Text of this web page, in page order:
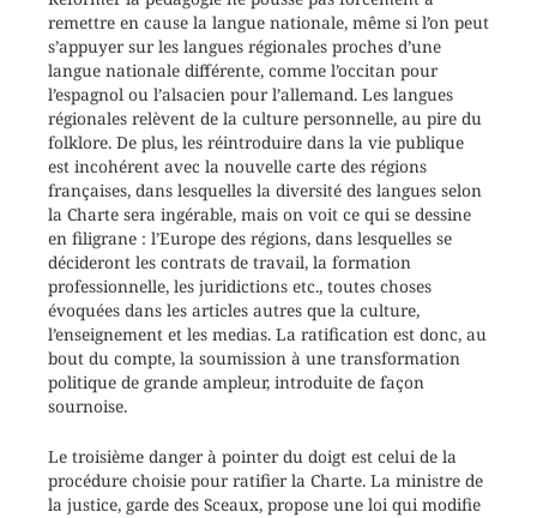
remettre en cause la langue nationale, même si l’on peut
s’appuyer sur les langues régionales proches d’une
langue nationale différente, comme l’occitan pour
l’espagnol ou l’alsacien pour l’allemand. Les langues
régionales relèvent de la culture personnelle, au pire du
folklore. De plus, les réintroduire dans la vie publique
est incohérent avec la nouvelle carte des régions
françaises, dans lesquelles la diversité des langues selon
la Charte sera ingérable, mais on voit ce qui se dessine
en filigrane : l’Europe des régions, dans lesquelles se
décideront les contrats de travail, la formation
professionnelle, les juridictions etc., toutes choses
évoquées dans les articles autres que la culture,
l’enseignement et les medias. La ratification est donc, au
bout du compte, la soumission à une transformation
politique de grande ampleur, introduite de façon
sournoise.
Le troisième danger à pointer du doigt est celui de la
procédure choisie pour ratifier la Charte. La ministre de
la justice, garde des Sceaux, propose une loi qui modifie